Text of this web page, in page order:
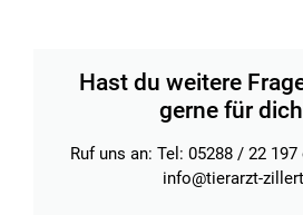
Hast du weitere
gerne für
Ruf uns an: Tel: 05288 / 22
info@tierarzt-